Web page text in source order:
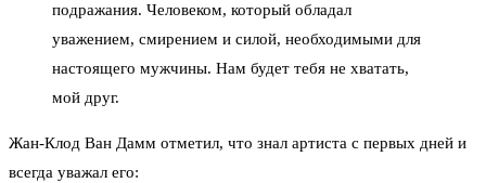
подражания. Человеком, который обладал
уважением, смирением и силой, необходимыми для
настоящего мужчины. Нам будет тебя не хватать,
мой друг.
Жан-Клод Ван Дамм отметил, что знал артиста с первых дней и
всегда уважал его: